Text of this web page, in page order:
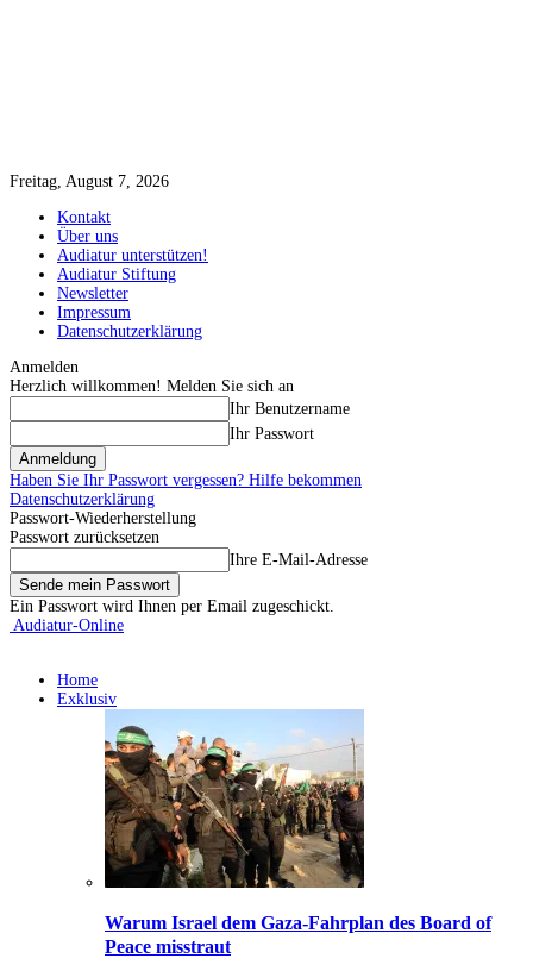
Freitag, August 7, 2026
Kontakt
Über uns
Audiatur unterstützen!
Audiatur Stiftung
Newsletter
Impressum
Datenschutzerklärung
Anmelden
Herzlich willkommen! Melden Sie sich an
Ihr Benutzername
Ihr Passwort
Haben Sie Ihr Passwort vergessen? Hilfe bekommen
Datenschutzerklärung
Passwort-Wiederherstellung
Passwort zurücksetzen
Ihre E-Mail-Adresse
Ein Passwort wird Ihnen per Email zugeschickt.
Audiatur-Online
Home
Exklusiv
Warum Israel dem Gaza-Fahrplan des Board of
Peace misstraut